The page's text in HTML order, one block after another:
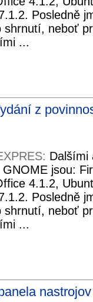
Posledně
shrnutí, neboť
...
z
Dalšími
GNOME jsou:
4.1.2,
Posledně
shrnutí, neboť
...